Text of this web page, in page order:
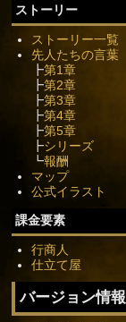
ストーリー
ストーリー一覧
先人たちの言葉
┣第1章
┣第2章
┣第3章
┣第4章
┣第5章
┣シリーズ
┗報酬
マップ
公式イラスト
課金要素
行商人
仕立て屋
バージョン情報